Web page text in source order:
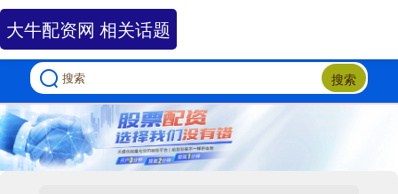
搜索
大牛配资网 相关话题